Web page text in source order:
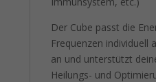
Der Cube passt die
Frequenzen individuell
an und unterstützt
Heilungs- und